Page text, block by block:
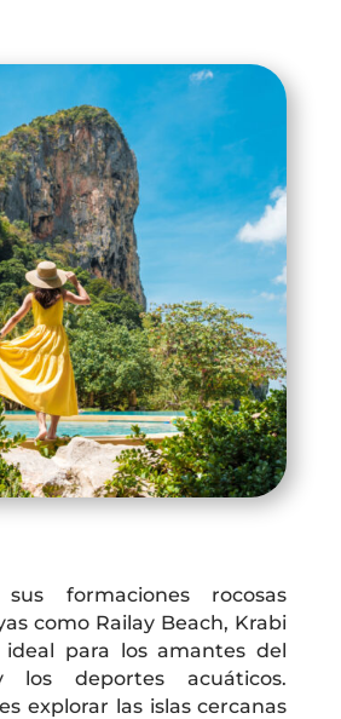
formaciones rocosas
como Railay Beach, Krabi
para los amantes del
los deportes acuáticos.
explorar las islas cercanas